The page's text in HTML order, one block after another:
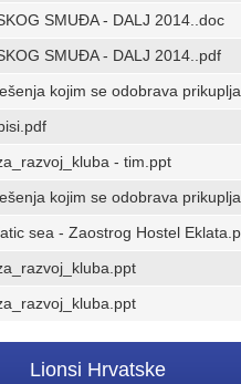
SMUĐA - DALJ 2014..doc
SMUĐA - DALJ 2014..pdf
kojim se odobrava
- tim.ppt
kojim se odobrava
sea - Zaostrog Hostel
Lionsi Hrvatske